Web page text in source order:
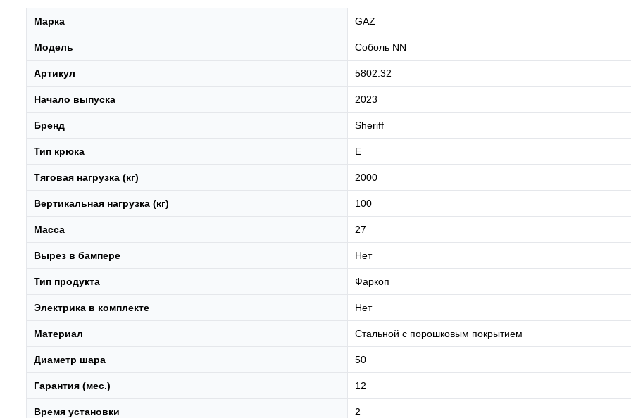
Марка GAZ
Модель Соболь NN
Артикул 5802.32
Начало выпуска 2023
Бренд Sheriff
Тип крюка E
Тяговая нагрузка (кг) 2000
Вертикальная нагрузка (кг) 100
Масса 27
Вырез в бампере Нет
Тип продукта Фаркоп
Электрика в комплекте Нет
Материал Стальной с порошковым покрытием
Диаметр шара 50
Гарантия (мес.) 12
Время установки 2